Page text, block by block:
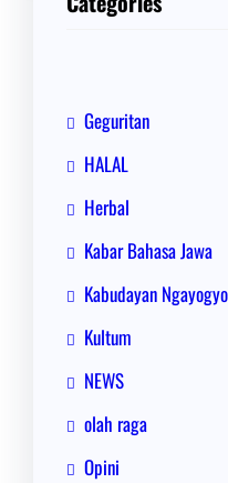
Geguritan
HALAL
Herbal
Kabar Bahasa Jawa
Kabudayan
Kultum
NEWS
olah raga
Opini